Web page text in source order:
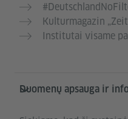
Kulturmagazin
Institutai visame
Duomenų apsauga ir